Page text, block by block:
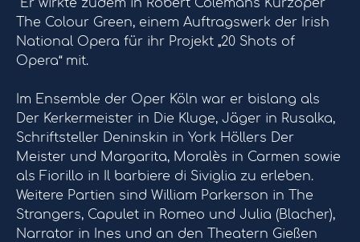
Er wirkte zudem in Robert Colemans Kurzoper
The Colour Green, einem Auftragswerk der Irish
National Opera für ihr Projekt „20 Shots of
Opera“ mit.
Im Ensemble der Oper Köln war er bislang als
Der Kerkermeister in Die Kluge, Jäger in Rusalka,
Schriftsteller Deninskin in York Höllers Der
Meister und Margarita, Moralès in Carmen sowie
als Fiorillo in Il barbiere di Siviglia zu erleben.
Weitere Partien sind William Parkerson in The
Strangers, Capulet in Romeo und Julia (Blacher),
Narrator in Ines und an den Theatern Gießen